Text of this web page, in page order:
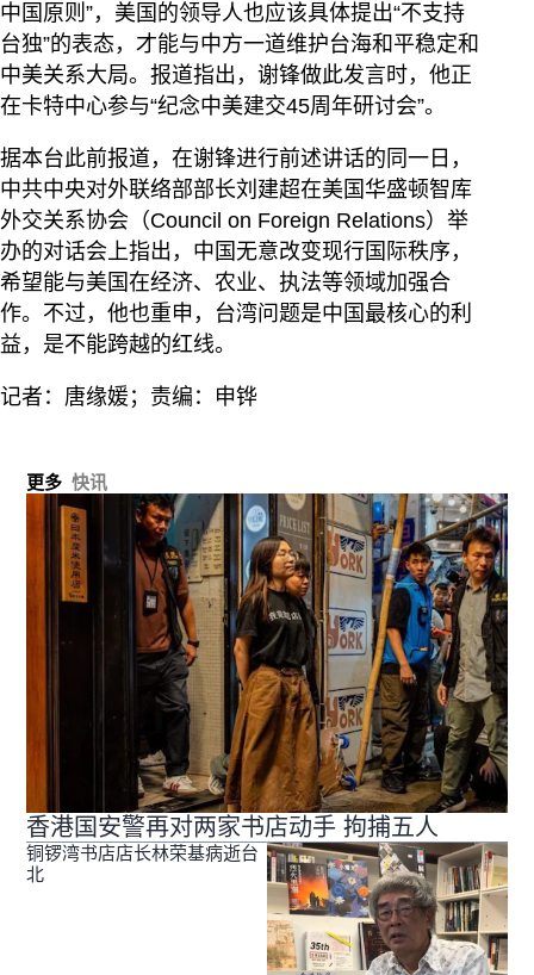
中国原则”，美国的领导人也应该具体提出“不支持
台独”的表态，才能与中方一道维护台海和平稳定和
中美关系大局。报道指出，谢锋做此发言时，他正
在卡特中心参与“纪念中美建交45周年研讨会”。
据本台此前报道，在谢锋进行前述讲话的同一日，
中共中央对外联络部部长刘建超在美国华盛顿智库
外交关系协会（Council on Foreign Relations）举
办的对话会上指出，中国无意改变现行国际秩序，
希望能与美国在经济、农业、执法等领域加强合
作。不过，他也重申，台湾问题是中国最核心的利
益，是不能跨越的红线。
记者：唐缘媛；责编：申铧
更多 快讯
香港国安警再对两家书店动手 拘捕五人
铜锣湾书店店长林荣基病逝台
北